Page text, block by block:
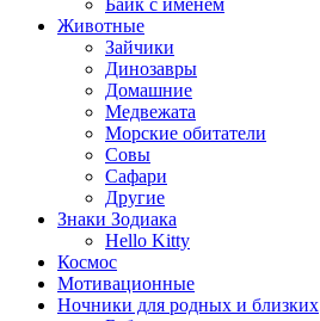
Байк с именем
Животные
Зайчики
Динозавры
Домашние
Медвежата
Морские обитатели
Совы
Сафари
Другие
Знаки Зодиака
Hello Kitty
Космос
Мотивационные
Ночники для родных и близких